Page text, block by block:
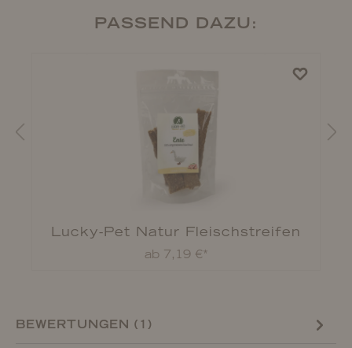
PASSEND DAZU:
Lucky-Pet Natur Fleischstreifen
ab 7,19 €*
BEWERTUNGEN (1)